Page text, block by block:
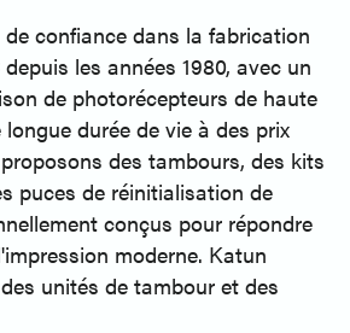
confiance dans la fabrication
les années 1980, avec un
de photorécepteurs de haute
durée de vie à des prix
des tambours, des kits
puces de réinitialisation de
conçus pour répondre
moderne. Katun
unités de tambour et des